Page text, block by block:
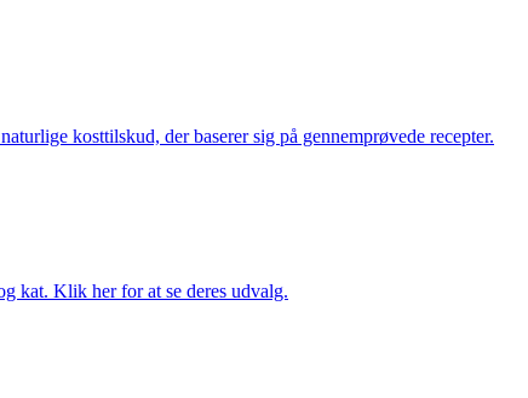
kosttilskud, der baserer sig på gennemprøvede recepter.
kat. Klik her for at se deres udvalg.